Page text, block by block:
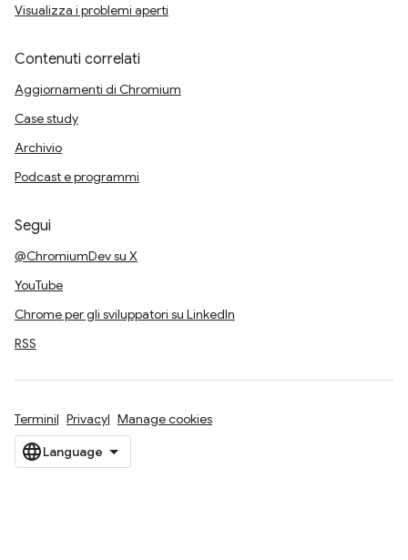
Visualizza i problemi aperti
Contenuti correlati
Aggiornamenti di Chromium
Case study
Archivio
Podcast e programmi
Segui
@ChromiumDev su X
YouTube
Chrome per gli sviluppatori su LinkedIn
RSS
Termini Privacy Manage cookies